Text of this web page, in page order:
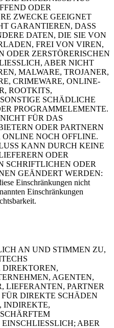
ODER
ZWECKE GEEIGNET
GARANTIEREN, DASS
DATEN, DIE SIE VON
FREI VON VIREN,
ZERSTÖRERISCHEN
ABER NICHT
MALWARE, TROJANER,
CRIMEWARE, ONLINE-
ROOTKITS,
SCHÄDLICHE
PROGRAMMELEMENTE.
FÜR DAS
ODER PARTNERN
NOCH OFFLINE.
KANN DURCH KEINE
ODER
SCHRIFTLICHEN ODER
GEÄNDERT WERDEN:
Einschränkungen nicht
Einschränkungen
AN UND STIMMEN ZU,
AGENTEN,
LIEFERANTEN, PARTNER
DIREKTE SCHÄDEN
INDIREKTE,
ABER